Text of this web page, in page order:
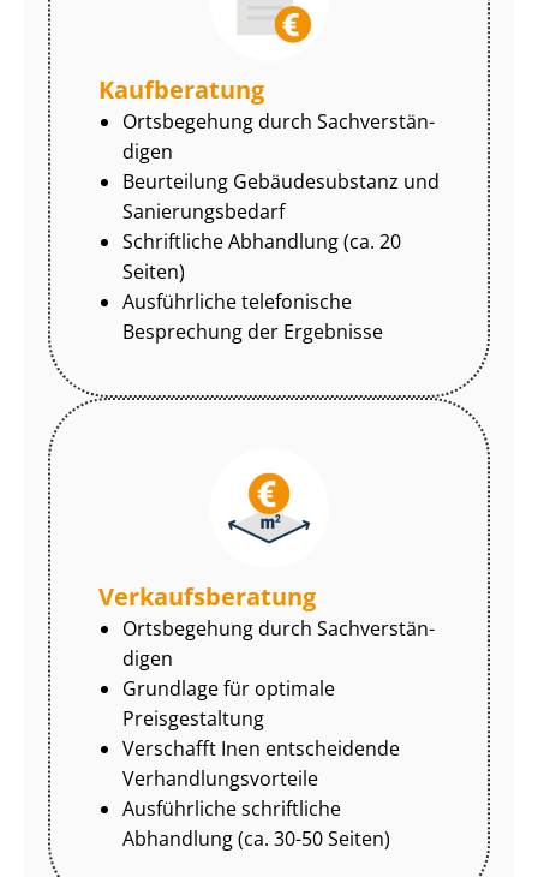
Kaufberatung
Ortsbegehung durch Sach­ver­stän­
di­gen
Beurteilung Gebäudesubstanz und
Sa­nie­rungs­be­darf
Schriftliche Abhandlung (ca. 20
Seiten)
Ausführliche telefonische
Besprechung der Ergebnisse
Ver­kaufs­be­ra­tung
Ortsbegehung durch Sach­ver­stän­
di­gen
Grundlage für optimale
Preisgestaltung
Verschafft Inen entscheidende
Ver­hand­lungs­vor­tei­le
Ausführliche schriftliche
Abhandlung (ca. 30-50 Seiten)